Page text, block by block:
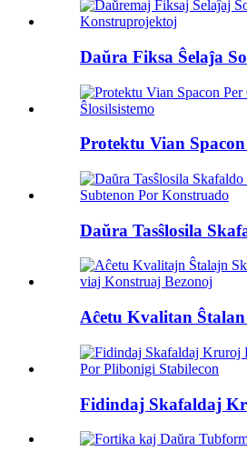
Daŭra Fiksa Ŝelaĵa
Protektu Vian
Daŭra Tasŝlosila
Aĉetu Kvalitan
Fidindaj Skafaldaj